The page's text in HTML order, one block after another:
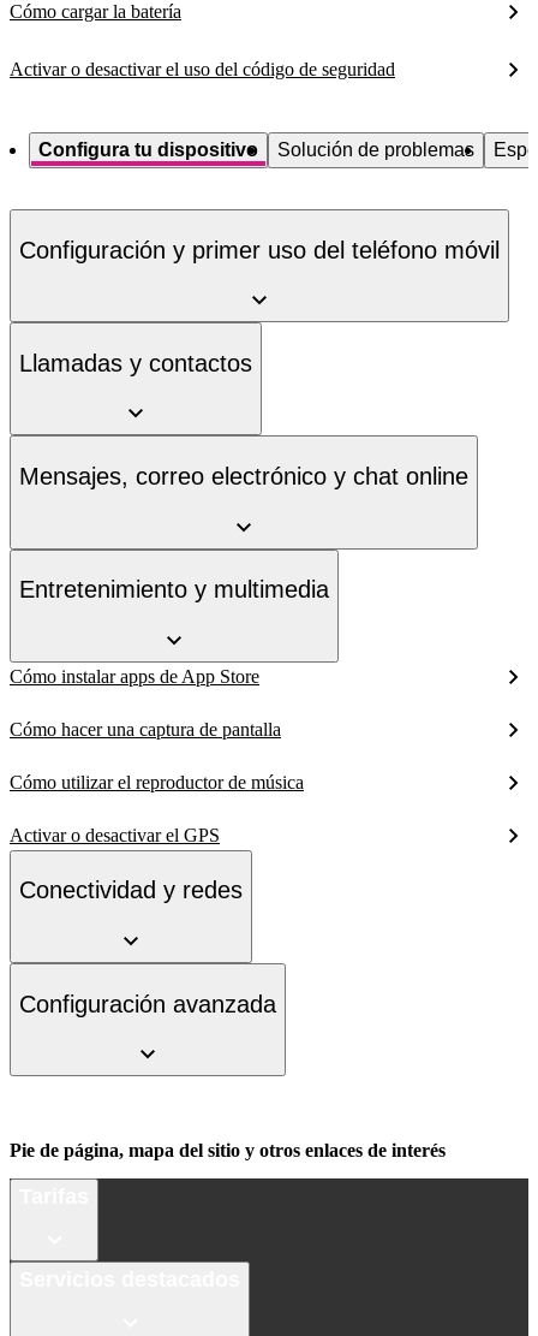
Cómo cargar la batería
Activar o desactivar el uso del código de seguridad
Configura tu dispositivo Solución de problemas
Configuración y primer uso del teléfono móvil
Llamadas y contactos
Mensajes, correo electrónico y chat online
Entretenimiento y multimedia
Cómo instalar apps de App Store
Cómo hacer una captura de pantalla
Cómo utilizar el reproductor de música
Activar o desactivar el GPS
Conectividad y redes
Configuración avanzada
Pie de página, mapa del sitio y otros enlaces de interés